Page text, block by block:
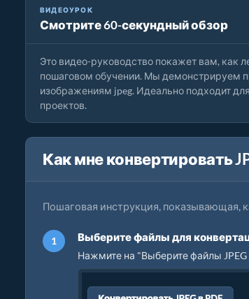
ВИДЕОУРОК
Смотрите 60-секундный обзор
Как конвертировать формат изображения
Это видео-руководство покажет вам, как
пошаговом обучении. Мы демонстрируем
изображениям jpeg. Идеально подходит
проектов.
Как мне конвертировать
Пошаговая инструкция, показывающая,
Выберите файлы для
Нажмите на "Выберите файлы JPEG